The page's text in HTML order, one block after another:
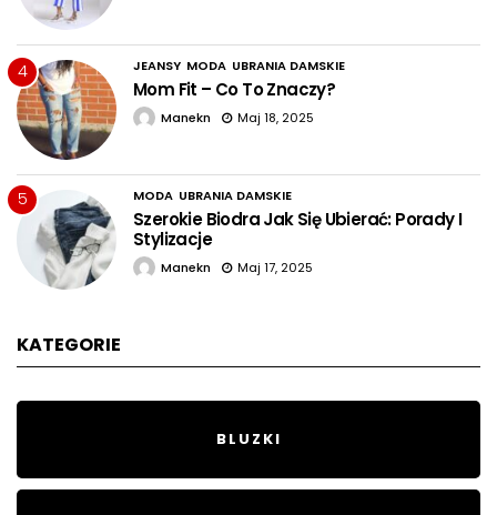
4 JEANSY MODA UBRANIA DAMSKIE
Mom Fit – Co To Znaczy?
Manekn Maj 18, 2025
5 MODA UBRANIA DAMSKIE
Szerokie Biodra Jak Się Ubierać: Porady I
Stylizacje
Manekn Maj 17, 2025
KATEGORIE
BLUZKI